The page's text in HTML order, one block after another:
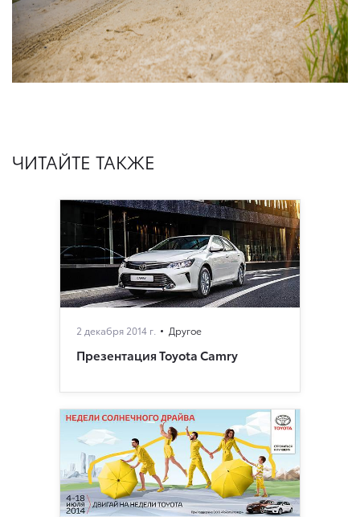
ЧИТАЙТЕ ТАКЖЕ
2 декабря 2014 г. Другое
Презентация Toyota Camry